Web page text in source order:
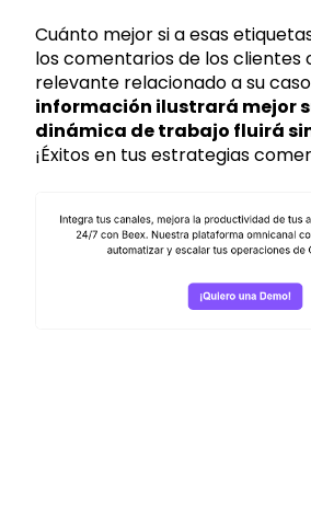
Cuánto mejor si a esas
los comentarios de los clientes
relevante relacionado a su
información ilustrará mejor
dinámica de trabajo fluirá
¡Éxitos en tus estrategias